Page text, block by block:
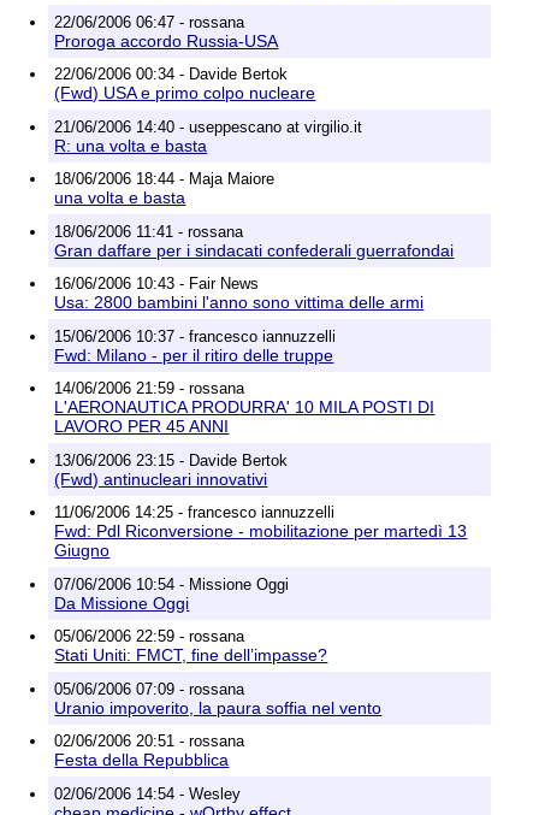
22/06/2006 06:47 - rossana
Proroga accordo Russia-USA
22/06/2006 00:34 - Davide Bertok
(Fwd) USA e primo colpo nucleare
21/06/2006 14:40 - useppescano at virgilio.it
R: una volta e basta
18/06/2006 18:44 - Maja Maiore
una volta e basta
18/06/2006 11:41 - rossana
Gran daffare per i sindacati confederali guerrafondai
16/06/2006 10:43 - Fair News
Usa: 2800 bambini l'anno sono vittima delle armi
15/06/2006 10:37 - francesco iannuzzelli
Fwd: Milano - per il ritiro delle truppe
14/06/2006 21:59 - rossana
L'AERONAUTICA PRODURRA' 10 MILA POSTI DI
LAVORO PER 45 ANNI
13/06/2006 23:15 - Davide Bertok
(Fwd) antinucleari innovativi
11/06/2006 14:25 - francesco iannuzzelli
Fwd: Pdl Riconversione - mobilitazione per martedì 13
Giugno
07/06/2006 10:54 - Missione Oggi
Da Missione Oggi
05/06/2006 22:59 - rossana
Stati Uniti: FMCT, fine dell’impasse?
05/06/2006 07:09 - rossana
Uranio impoverito, la paura soffia nel vento
02/06/2006 20:51 - rossana
Festa della Repubblica
02/06/2006 14:54 - Wesley